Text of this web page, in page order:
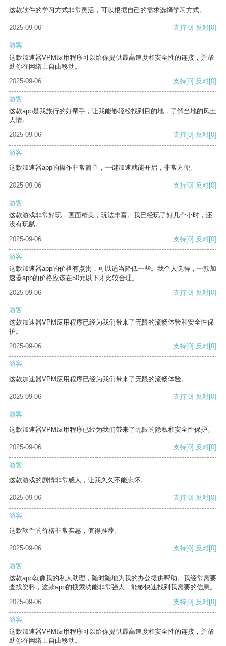
这款软件的学习方式非常灵活，可以根据自己的需求选择学习方式。
2025-09-06 支持[0] 反对[0]
游客
这款加速器VPM应用程序可以给你提供最高速度和安全性的连接，并帮
助你在网络上自由移动。
2025-09-06
支持[0] 反对[0]
游客
这款app是我旅行的好帮手，让我能够轻松找到目的地，了解当地的风土
人情。
2025-09-06
支持[0] 反对[0]
游客
这款加速器app的操作非常简单，一键加速就能开启，非常方便。
2025-09-06 支持[0] 反对[0]
游客
这款游戏非常好玩，画面精美，玩法丰富。我已经玩了好几个小时，还
没有玩腻。
2025-09-06
支持[0] 反对[0]
游客
这款加速器app的价格有点贵，可以适当降低一些。我个人觉得，一款加
速器app的价格应该在50元以下才比较合理。
2025-09-06
支持[0] 反对[0]
游客
这款加速器VPM应用程序已经为我们带来了无限的流畅体验和安全性保
护。
2025-09-06
支持[0] 反对[0]
游客
这款加速器VPM应用程序已经为我们带来了无限的流畅体验。
2025-09-06 支持[0] 反对[0]
游客
这款加速器VPM应用程序已经为我们带来了无限的隐私和安全性保护。
2025-09-06 支持[0] 反对[0]
游客
这款游戏的剧情非常感人，让我久久不能忘怀。
2025-09-06 支持[0] 反对[0]
游客
这款软件的价格非常实惠，值得推荐。
2025-09-06 支持[0] 反对[0]
游客
这款app就像我的私人助理，随时随地为我的办公提供帮助。我经常需要
查找资料，这款app的搜索功能非常强大，能够快速找到我需要的信息。
2025-09-06
支持[0] 反对[0]
游客
这款加速器VPM应用程序可以给你提供最高速度和安全性的连接，并帮
助你在网络上自由移动。